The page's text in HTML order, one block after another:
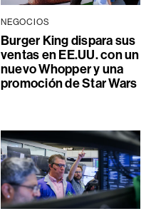
NEGOCIOS
Burger King dispara sus
ventas en EE.UU. con un
nuevo Whopper y una
promoción de Star Wars